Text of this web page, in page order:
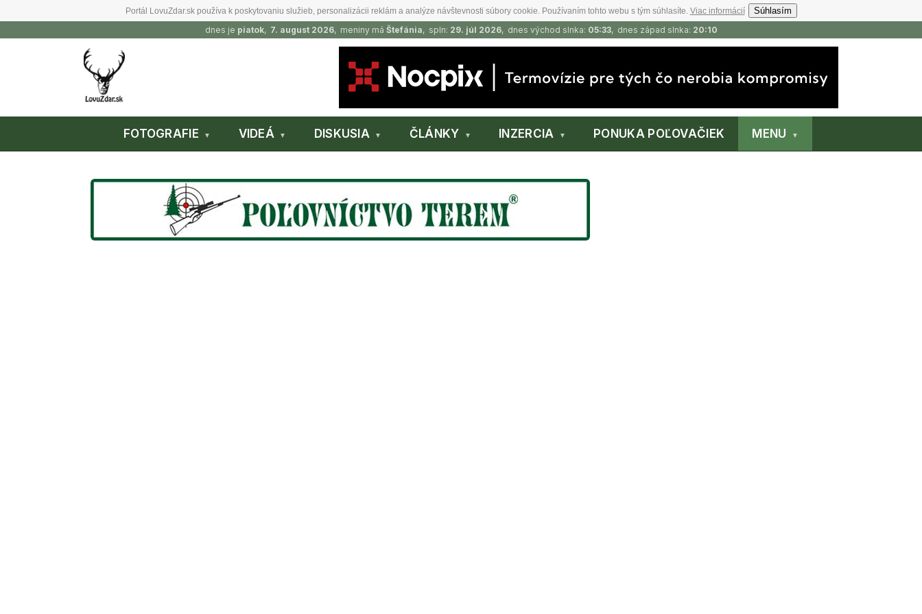
Portál LovuZdar.sk používa k poskytovaniu služieb, personalizácii reklám a analýze návštevnosti súbory cookie. Používaním tohto webu s tým súhlasíte. Viac informácií
Súhlasím
dnes je piatok, 7. august 2026, meniny má Štefánia, spln: 29. júl 2026, dnes východ slnka: 05:33, dnes západ slnka: 20:10
FOTOGRAFIE VIDEÁ DISKUSIA ČLÁNKY INZERCIA PONUKA POĽOVAČIEK MENU